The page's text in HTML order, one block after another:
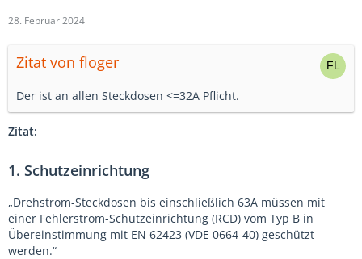
28. Februar 2024
Zitat von floger
Der ist an allen Steckdosen <=32A Pflicht.
Zitat:
1. Schutzeinrichtung
„Drehstrom-Steckdosen bis einschließlich 63A müssen mit
einer Fehlerstrom-Schutzeinrichtung (RCD) vom Typ B in
Übereinstimmung mit EN 62423 (VDE 0664-40) geschützt
werden.“